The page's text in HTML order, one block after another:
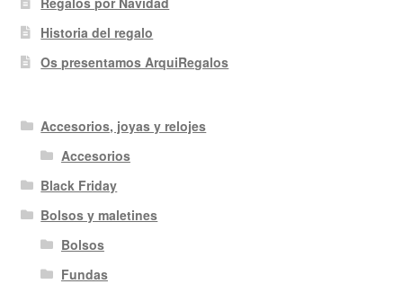
Historia del regalo
Os presentamos ArquiRegalos
Accesorios, joyas y relojes
Accesorios
Black Friday
Bolsos y maletines
Bolsos
Fundas